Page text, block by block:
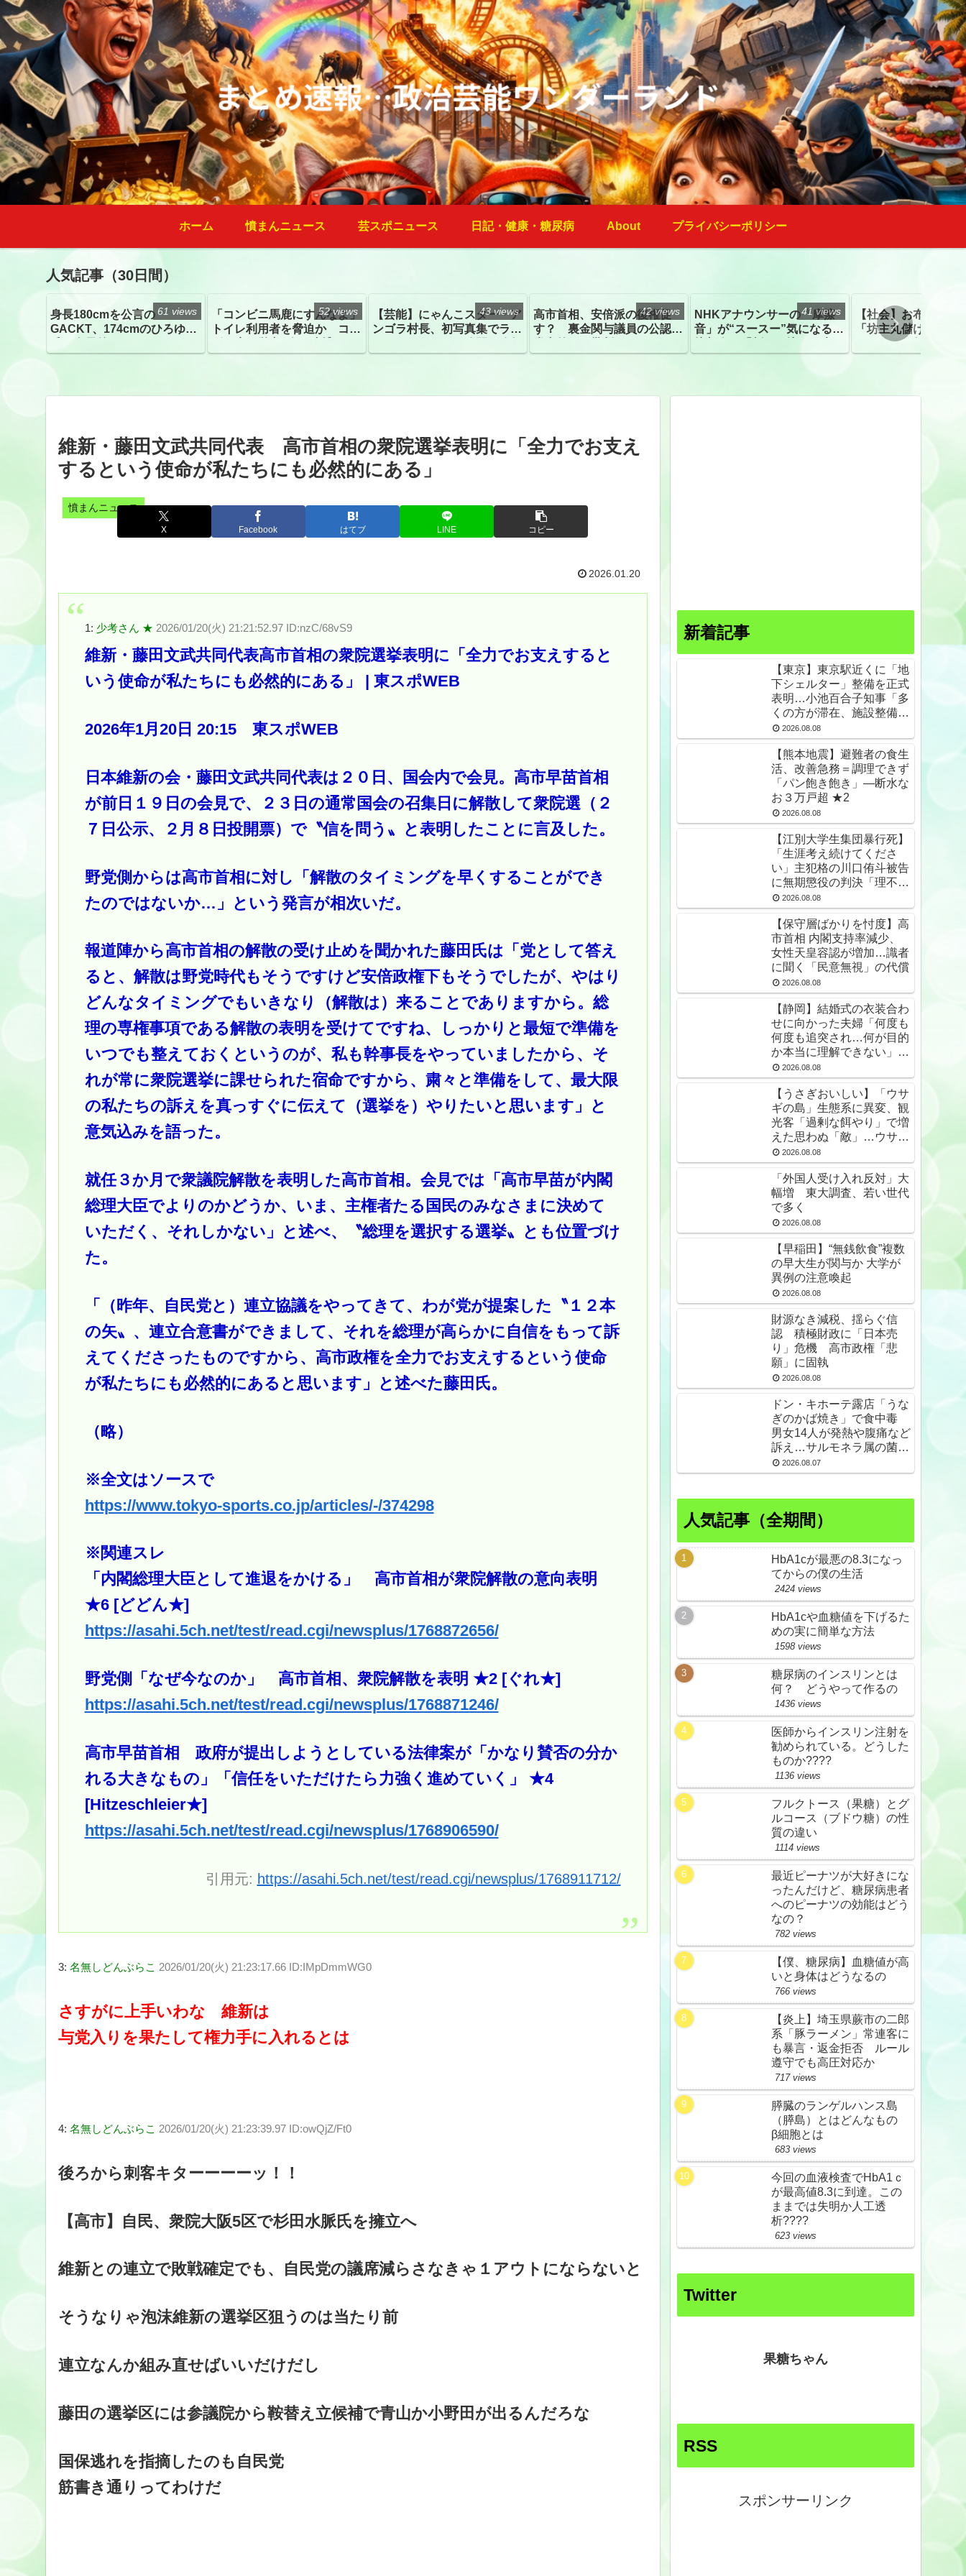
ホーム 憤まんニュース 芸スポニュース 日記・健康・糖尿病 About プライバシーポリシー
人気記事（30日間）
身長180cmを公言の
GACKT、174cmのひろゆき
トざわつき イベントでの写
61 views
「コンビニ馬鹿にすんなよ」
トイレ利用者を脅迫か コン
52 views
【芸能】にゃんこスター・ア
ンゴラ村長、初写真集でラン
はデジタル写真集が異例の大
43 views
高市首相、安倍派の復権促
す？ 裏金関与議員の公認、
42 views
NHKアナウンサーの「摩擦
音」が“スースー”気になる指
聴こえる。聴きづらい」
41 views
【社会】お布施、戒
「坊主丸儲け」は
ほとんどが年収３０
下「地方の寺の僧侶
維新・藤田文武共同代表 高市首相の衆院選挙表明に「全力でお支え
するという使命が私たちにも必然的にある」
憤まんニュース
X Facebook はてブ LINE コピー
2026.01.20
1: 少考さん ★ 2026/01/20(火) 21:21:52.97 ID:nzC/68vS9
維新・藤田文武共同代表高市首相の衆院選挙表明に「全力でお支えすると
いう使命が私たちにも必然的にある」 | 東スポWEB
2026年1月20日 20:15 東スポWEB
日本維新の会・藤田文武共同代表は２０日、国会内で会見。高市早苗首相
が前日１９日の会見で、２３日の通常国会の召集日に解散して衆院選（２
７日公示、２月８日投開票）で〝信を問う〟と表明したことに言及した。
野党側からは高市首相に対し「解散のタイミングを早くすることができ
たのではないか…」という発言が相次いだ。
報道陣から高市首相の解散の受け止めを聞かれた藤田氏は「党として答え
ると、解散は野党時代もそうですけど安倍政権下もそうでしたが、やはり
どんなタイミングでもいきなり（解散は）来ることでありますから。総
理の専権事項である解散の表明を受けてですね、しっかりと最短で準備を
いつでも整えておくというのが、私も幹事長をやっていましたから、そ
れが常に衆院選挙に課せられた宿命ですから、粛々と準備をして、最大限
の私たちの訴えを真っすぐに伝えて（選挙を）やりたいと思います」と
意気込みを語った。
就任３か月で衆議院解散を表明した高市首相。会見では「高市早苗が内閣
総理大臣でよりのかどうか、いま、主権者たる国民のみなさまに決めて
いただく、それしかない」と述べ、〝総理を選択する選挙〟とも位置づけ
た。
「（昨年、自民党と）連立協議をやってきて、わが党が提案した〝１２本
の矢〟、連立合意書ができまして、それを総理が高らかに自信をもって訴
えてくださったものですから、高市政権を全力でお支えするという使命
が私たちにも必然的にあると思います」と述べた藤田氏。
（略）
※全文はソースで
https://www.tokyo-sports.co.jp/articles/-/374298
※関連スレ
「内閣総理大臣として進退をかける」 高市首相が衆院解散の意向表明
★6 [どどん★]
https://asahi.5ch.net/test/read.cgi/newsplus/1768872656/
野党側「なぜ今なのか」 高市首相、衆院解散を表明 ★2 [ぐれ★]
https://asahi.5ch.net/test/read.cgi/newsplus/1768871246/
高市早苗首相 政府が提出しようとしている法律案が「かなり賛否の分か
れる大きなもの」「信任をいただけたら力強く進めていく」 ★4
[Hitzeschleier★]
https://asahi.5ch.net/test/read.cgi/newsplus/1768906590/
引用元: https://asahi.5ch.net/test/read.cgi/newsplus/1768911712/
3: 名無しどんぶらこ 2026/01/20(火) 21:23:17.66 ID:IMpDmmWG0
さすがに上手いわな 維新は
与党入りを果たして権力手に入れるとは
4: 名無しどんぶらこ 2026/01/20(火) 21:23:39.97 ID:owQjZ/Ft0
後ろから刺客キターーーーッ！！
【高市】自民、衆院大阪5区で杉田水脈氏を擁立へ
維新との連立で敗戦確定でも、自民党の議席減らさなきゃ１アウトにならないと
そうなりゃ泡沫維新の選挙区狙うのは当たり前
連立なんか組み直せばいいだけだし
藤田の選挙区には参議院から鞍替え立候補で青山か小野田が出るんだろな
国保逃れを指摘したのも自民党
筋書き通りってわけだ
新着記事
【東京】東京駅近くに「地
下シェルター」整備を正式
表明…小池百合子知事「多
くの方が滞在、施設整備の
効果高い」 ★2
2026.08.08
【熊本地震】避難者の食生
活、改善急務＝調理できず
「パン飽き飽き」―断水な
お３万戸超 ★2
2026.08.08
【江別大学生集団暴行死】
「生涯考え続けてくださ
い」主犯格の川口侑斗被告
に無期懲役の判決「理不尽
以外の何ものでもない」
★2
2026.08.08
【保守層ばかりを忖度】高
市首相 内閣支持率減少、
女性天皇容認が増加…識者
に聞く「民意無視」の代償
2026.08.08
【静岡】結婚式の衣装合わ
せに向かった夫婦「何度も
何度も追突され…何が目的
か本当に理解できない」東
名高速で続いた約1.7キロ
の追突
2026.08.08
【うさぎおいしい】「ウサ
ギの島」生態系に異変、観
光客「過剰な餌やり」で増
えた思わぬ「敵」…ウサギ
襲い口でくわえる姿も 大
久野島
2026.08.08
「外国人受け入れ反対」大
幅増 東大調査、若い世代
で多く
2026.08.08
【早稲田】“無銭飲食”複数
の早大生が関与か 大学が
異例の注意喚起
2026.08.08
財源なき減税、揺らぐ信
認 積極財政に「日本売
り」危機 高市政権「悲
願」に固執
2026.08.08
ドン・キホーテ露店「うな
ぎのかば焼き」で食中毒
男女14人が発熱や腹痛など
訴え…サルモネラ属の菌検
出2026.08.07
人気記事（全期間）
HbA1cが最悪の8.3になっ
てからの僕の生活
2424 views
HbA1cや血糖値を下げるた
めの実に簡単な方法
1598 views
糖尿病のインスリンとは
何？ どうやって作るの
1436 views
医師からインスリン注射を
勧められている。どうした
ものか????
1136 views
フルクトース（果糖）とグ
ルコース（ブドウ糖）の性
質の違い
1114 views
最近ピーナツが大好きにな
ったんだけど、糖尿病患者
へのピーナツの効能はどう
なの？
782 views
【僕、糖尿病】血糖値が高
いと身体はどうなるの
766 views
【炎上】埼玉県蕨市の二郎
系「豚ラーメン」常連客に
も暴言・返金拒否 ルール
遵守でも高圧対応か
717 views
膵臓のランゲルハンス島
（膵島）とはどんなもの
β細胞とは
683 views
今回の血液検査でHbA1ｃ
が最高値8.3に到達。この
ままでは失明か人工透
析????
623 views
Twitter
果糖ちゃん
RSS
スポンサーリンク